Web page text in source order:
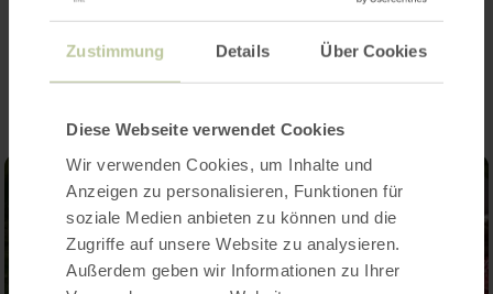
Zustimmung Details Über Cookies
Diese Webseite verwendet Cookies
Wir verwenden Cookies, um Inhalte und
Anzeigen zu personalisieren, Funktionen für
soziale Medien anbieten zu können und die
Zugriffe auf unsere Website zu analysieren.
Außerdem geben wir Informationen zu Ihrer
Impressionen